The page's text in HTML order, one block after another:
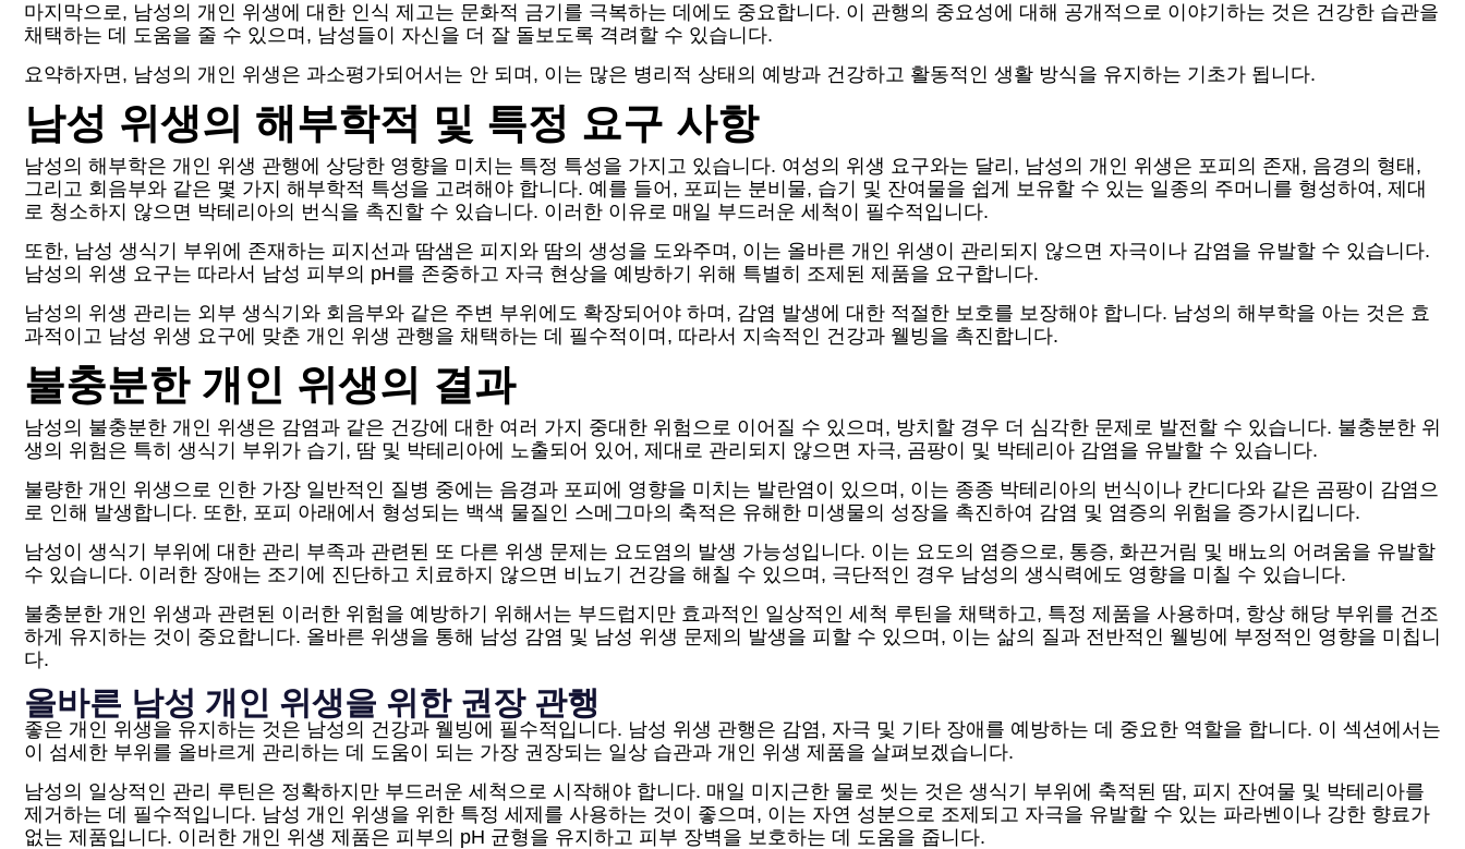
마지막으로, 남성의 개인 위생에 대한 인식 제고는 문화적 금기를 극복하는 데에도 중요합니다. 이 관행의 중요성에 대해 공개적으로 이야기하는 것은 건강한 습관을
채택하는 데 도움을 줄 수 있으며, 남성들이 자신을 더 잘 돌보도록 격려할 수 있습니다.
요약하자면, 남성의 개인 위생은 과소평가되어서는 안 되며, 이는 많은 병리적 상태의 예방과 건강하고 활동적인 생활 방식을 유지하는 기초가 됩니다.
남성 위생의 해부학적 및 특정 요구 사항
남성의 해부학은 개인 위생 관행에 상당한 영향을 미치는 특정 특성을 가지고 있습니다. 여성의 위생 요구와는 달리, 남성의 개인 위생은 포피의 존재, 음경의 형태,
그리고 회음부와 같은 몇 가지 해부학적 특성을 고려해야 합니다. 예를 들어, 포피는 분비물, 습기 및 잔여물을 쉽게 보유할 수 있는 일종의 주머니를 형성하여, 제대
로 청소하지 않으면 박테리아의 번식을 촉진할 수 있습니다. 이러한 이유로 매일 부드러운 세척이 필수적입니다.
또한, 남성 생식기 부위에 존재하는 피지선과 땀샘은 피지와 땀의 생성을 도와주며, 이는 올바른 개인 위생이 관리되지 않으면 자극이나 감염을 유발할 수 있습니다.
남성의 위생 요구는 따라서 남성 피부의 pH를 존중하고 자극 현상을 예방하기 위해 특별히 조제된 제품을 요구합니다.
남성의 위생 관리는 외부 생식기와 회음부와 같은 주변 부위에도 확장되어야 하며, 감염 발생에 대한 적절한 보호를 보장해야 합니다. 남성의 해부학을 아는 것은 효
과적이고 남성 위생 요구에 맞춘 개인 위생 관행을 채택하는 데 필수적이며, 따라서 지속적인 건강과 웰빙을 촉진합니다.
불충분한 개인 위생의 결과
남성의 불충분한 개인 위생은 감염과 같은 건강에 대한 여러 가지 중대한 위험으로 이어질 수 있으며, 방치할 경우 더 심각한 문제로 발전할 수 있습니다. 불충분한 위
생의 위험은 특히 생식기 부위가 습기, 땀 및 박테리아에 노출되어 있어, 제대로 관리되지 않으면 자극, 곰팡이 및 박테리아 감염을 유발할 수 있습니다.
불량한 개인 위생으로 인한 가장 일반적인 질병 중에는 음경과 포피에 영향을 미치는 발란염이 있으며, 이는 종종 박테리아의 번식이나 칸디다와 같은 곰팡이 감염으
로 인해 발생합니다. 또한, 포피 아래에서 형성되는 백색 물질인 스메그마의 축적은 유해한 미생물의 성장을 촉진하여 감염 및 염증의 위험을 증가시킵니다.
남성이 생식기 부위에 대한 관리 부족과 관련된 또 다른 위생 문제는 요도염의 발생 가능성입니다. 이는 요도의 염증으로, 통증, 화끈거림 및 배뇨의 어려움을 유발할
수 있습니다. 이러한 장애는 조기에 진단하고 치료하지 않으면 비뇨기 건강을 해칠 수 있으며, 극단적인 경우 남성의 생식력에도 영향을 미칠 수 있습니다.
불충분한 개인 위생과 관련된 이러한 위험을 예방하기 위해서는 부드럽지만 효과적인 일상적인 세척 루틴을 채택하고, 특정 제품을 사용하며, 항상 해당 부위를 건조
하게 유지하는 것이 중요합니다. 올바른 위생을 통해 남성 감염 및 남성 위생 문제의 발생을 피할 수 있으며, 이는 삶의 질과 전반적인 웰빙에 부정적인 영향을 미칩니
다.
올바른 남성 개인 위생을 위한 권장 관행
좋은 개인 위생을 유지하는 것은 남성의 건강과 웰빙에 필수적입니다. 남성 위생 관행은 감염, 자극 및 기타 장애를 예방하는 데 중요한 역할을 합니다. 이 섹션에서는
이 섬세한 부위를 올바르게 관리하는 데 도움이 되는 가장 권장되는 일상 습관과 개인 위생 제품을 살펴보겠습니다.
남성의 일상적인 관리 루틴은 정확하지만 부드러운 세척으로 시작해야 합니다. 매일 미지근한 물로 씻는 것은 생식기 부위에 축적된 땀, 피지 잔여물 및 박테리아를
제거하는 데 필수적입니다. 남성 개인 위생을 위한 특정 세제를 사용하는 것이 좋으며, 이는 자연 성분으로 조제되고 자극을 유발할 수 있는 파라벤이나 강한 향료가
없는 제품입니다. 이러한 개인 위생 제품은 피부의 pH 균형을 유지하고 피부 장벽을 보호하는 데 도움을 줍니다.